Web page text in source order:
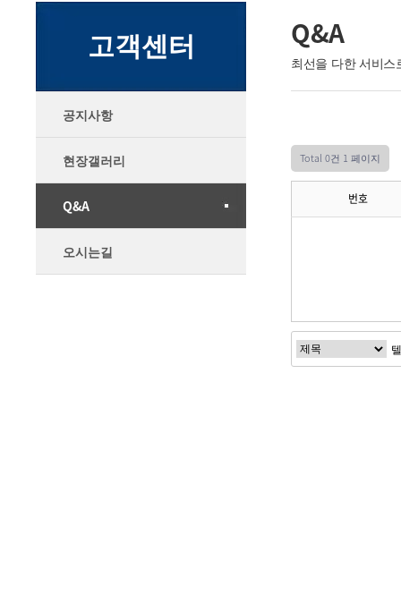
고객센터
공지사항
현장갤러리
Q&A
오시는길
Q&A
최선을 다한 서비
Total 0건 1 페이지
번호